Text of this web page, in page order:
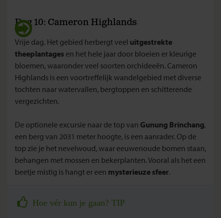
Dag 10: Cameron Highlands
Vrije dag. Het gebied herbergt veel uitgestrekte
theeplantages en het hele jaar door bloeien er kleurige
bloemen, waaronder veel soorten orchideeën. Cameron
Highlands is een voortreffelijk wandelgebied met diverse
tochten naar watervallen, bergtoppen en schitterende
vergezichten.
De optionele excursie naar de top van Gunung Brinchang,
een berg van 2031 meter hoogte, is een aanrader. Op de
top zie je het nevelwoud, waar eeuwenoude bomen staan,
behangen met mossen en bekerplanten. Vooral als het een
beetje mistig is hangt er een mysterieuze sfeer.
Hoe vér kun je gaan? TIP